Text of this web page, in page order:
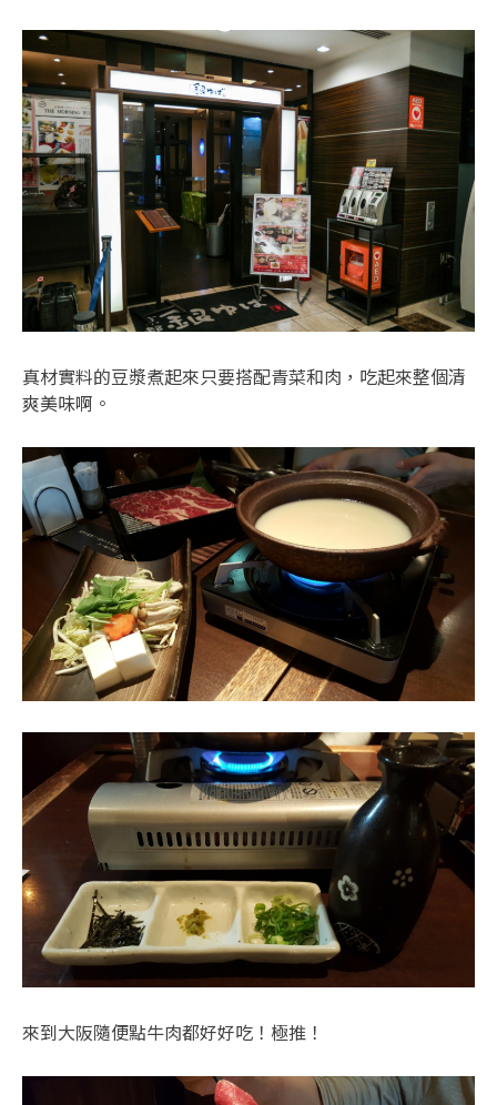
真材實料的豆漿煮起來只要搭配青菜和肉，吃起來整個清
爽美味啊。
來到大阪隨便點牛肉都好好吃！極推！